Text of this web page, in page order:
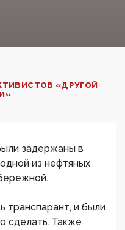
«ДРУГОЙ
задержаны в
из нефтяных
транспарант, и были
сделать. Также